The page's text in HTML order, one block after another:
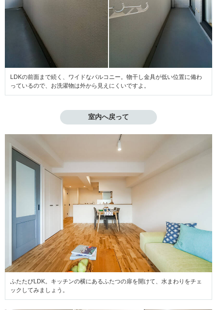
LDKの前面まで続く、ワイドなバルコニー。物干し金具が低い位置に備わ
っているので、お洗濯物は外から見えにくいですよ。
室内へ戻って
ふたたびLDK。キッチンの横にあるふたつの扉を開けて、水まわりをチェ
ックしてみましょう。